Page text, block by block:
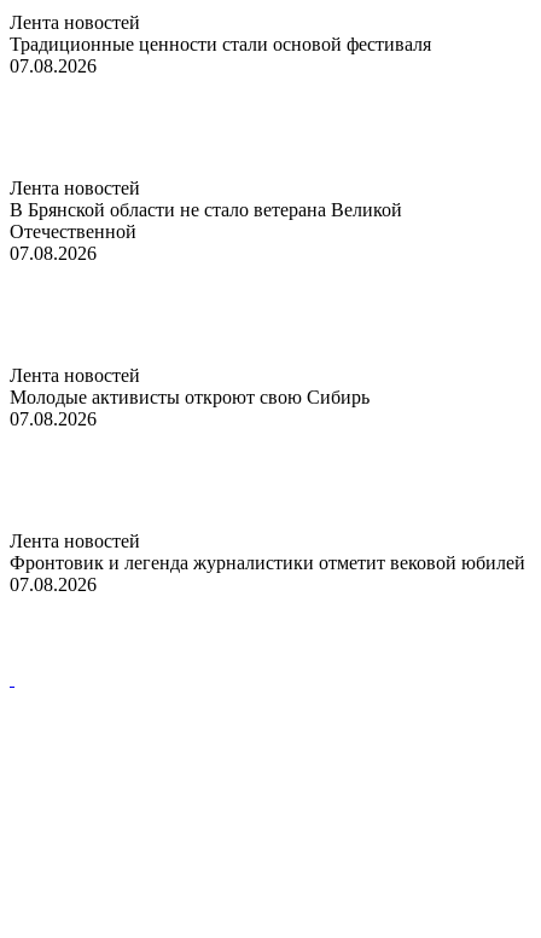
Лента новостей
Традиционные ценности стали основой фестиваля
07.08.2026
Лента новостей
В Брянской области не стало ветерана Великой
Отечественной
07.08.2026
Лента новостей
Молодые активисты откроют свою Сибирь
07.08.2026
Лента новостей
Фронтовик и легенда журналистики отметит вековой юбилей
07.08.2026